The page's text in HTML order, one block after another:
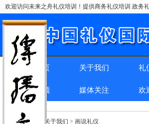
欢迎访问未来之舟礼仪培训！提供商务礼仪培训 政
网站首页 关于我们 礼
精彩回顾 媒体关注 欢
位置：首页 > 关于我们 > 画说礼仪